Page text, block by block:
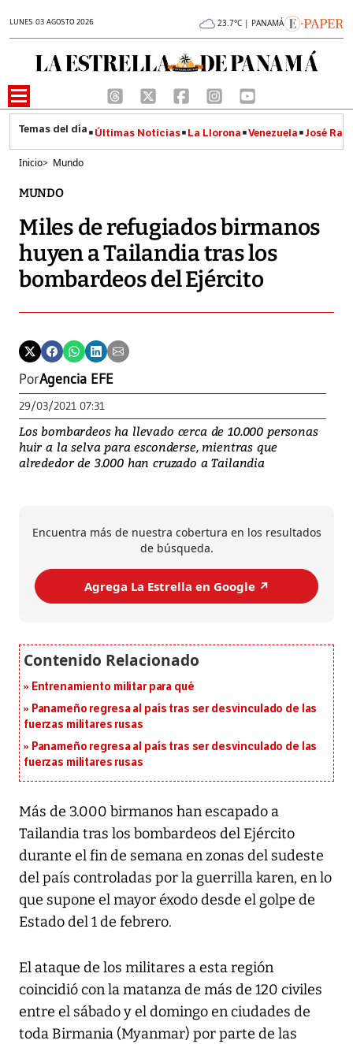
LUNES 03 AGOSTO 2026 23.7°C | PANAMÁ
Últimas Noticias La Llorona Venezuela José
Inicio> Mundo
MUNDO
Miles de refugiados birmanos
huyen a Tailandia tras los
bombardeos del Ejército
PorAgencia EFE
29/03/2021 07:31
Los bombardeos ha llevado cerca de 10.000 personas
huir a la selva para esconderse, mientras que
alrededor de 3.000 han cruzado a Tailandia
Encuentra más de nuestra cobertura en los resultados
de búsqueda.
Agrega La Estrella en Google ↗️
Entrenamiento militar para qué
Panameño regresa al país tras ser desvinculado de las
fuerzas militares rusas
Panameño regresa al país tras ser desvinculado de las
fuerzas militares rusas
Más de 3.000 birmanos han escapado a
Tailandia tras los bombardeos del Ejército
durante el fin de semana en zonas del sudeste
del país controladas por la guerrilla karen, en lo
que supone el mayor éxodo desde el golpe de
Estado del 1 de febrero.
El ataque de los militares a esta región
coincidió con la matanza de más de 120 civiles
entre el sábado y el domingo en ciudades de
toda Birmania (Myanmar) por parte de las